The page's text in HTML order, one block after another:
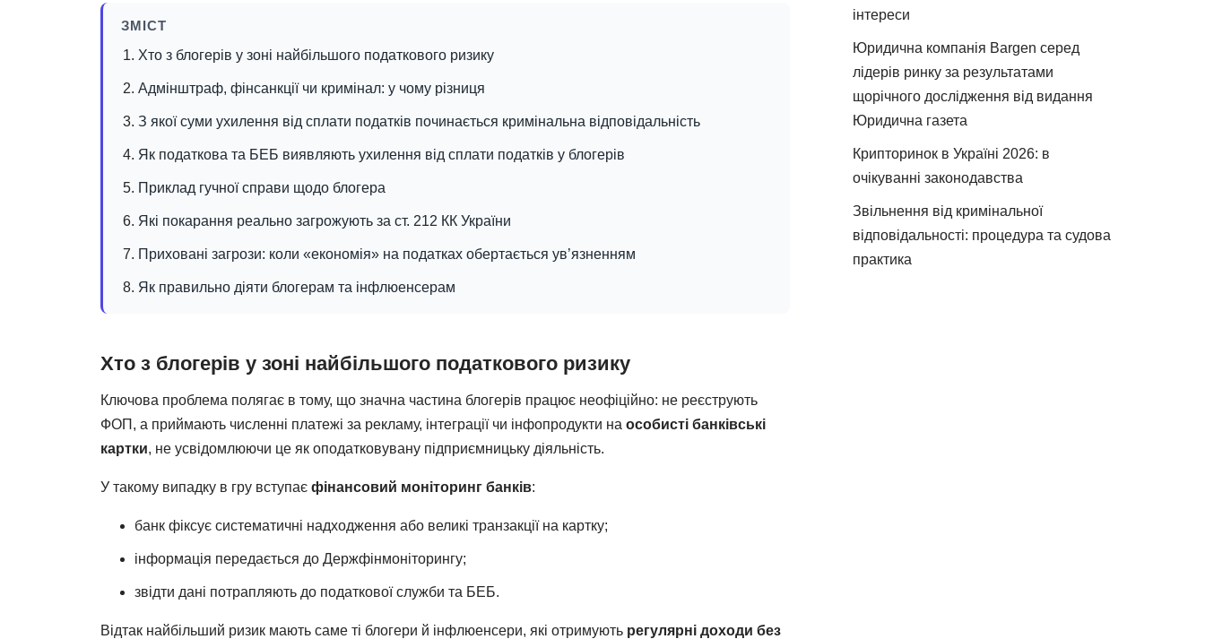
ЗМІСТ
Хто з блогерів у зоні найбільшого податкового ризику
Адмінштраф, фінсанкції чи кримінал: у чому різниця
З якої суми ухилення від сплати податків починається кримінальна відповідальність
Як податкова та БЕБ виявляють ухилення від сплати податків у блогерів
Приклад гучної справи щодо блогера
Які покарання реально загрожують за ст. 212 КК України
Приховані загрози: коли «економія» на податках обертається ув’язненням
Як правильно діяти блогерам та інфлюенсерам
Хто з блогерів у зоні найбільшого податкового ризику
Ключова проблема полягає в тому, що значна частина блогерів працює неофіційно: не реєструють
ФОП, а приймають численні платежі за рекламу, інтеграції чи інфопродукти на особисті банківські
картки, не усвідомлюючи це як оподатковувану підприємницьку діяльність.
У такому випадку в гру вступає фінансовий моніторинг банків:
банк фіксує систематичні надходження або великі транзакції на картку;
інформація передається до Держфінмоніторингу;
звідти дані потрапляють до податкової служби та БЕБ.
Відтак найбільший ризик мають саме ті блогери й інфлюенсери, які отримують регулярні доходи без
інтереси
Юридична компанія Bargen серед
лідерів ринку за результатами
щорічного дослідження від видання
Юридична газета
Крипторинок в Україні 2026: в
очікуванні законодавства
Звільнення від кримінальної
відповідальності: процедура та судова
практика